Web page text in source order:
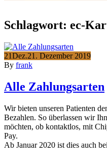
Schlagwort: ec-
21Dez.21. Dezember 2019
By frank
Alle Zahlungsarten
Wir bieten unseren Patienten
Bezahlen. So überlassen wir
möchten, ob kontaktlos, mit
Pay.
Ab Januar 2020 ist dies auch